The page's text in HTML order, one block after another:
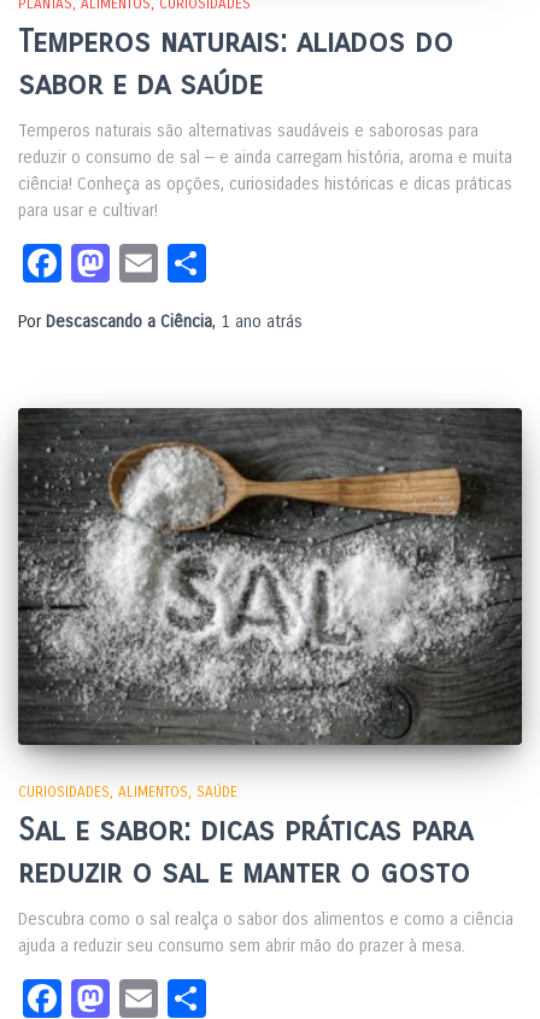
PLANTAS ALIMENTOS CURIOSIDADES
Temperos naturais: aliados do
sabor e da saúde
Temperos naturais são alternativas saudáveis e saborosas para
reduzir o consumo de sal — e ainda carregam história, aroma e muita
ciência! Conheça as opções, curiosidades históricas e dicas práticas
para usar e cultivar!
Facebook
Mastodon
Email
Por Descascando a Ciência, 1 ano atrás
CURIOSIDADES ALIMENTOS SAÚDE
Sal e sabor: dicas práticas para
reduzir o sal e manter o gosto
Descubra como o sal realça o sabor dos alimentos e como a ciência
ajuda a reduzir seu consumo sem abrir mão do prazer à mesa.
Facebook
Mastodon
Email